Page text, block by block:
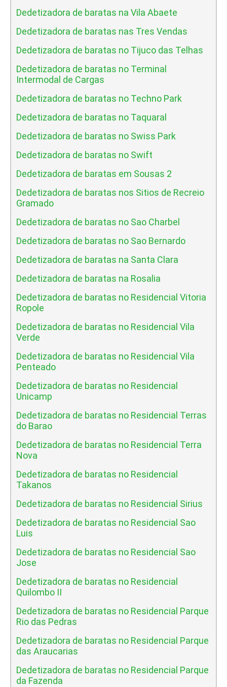
Dedetizadora de baratas na Vila Abaete
Dedetizadora de baratas nas Tres Vendas
Dedetizadora de baratas no Tijuco das Telhas
Dedetizadora de baratas no Terminal
Intermodal de Cargas
Dedetizadora de baratas no Techno Park
Dedetizadora de baratas no Taquaral
Dedetizadora de baratas no Swiss Park
Dedetizadora de baratas no Swift
Dedetizadora de baratas em Sousas 2
Dedetizadora de baratas nos Sitios de Recreio
Gramado
Dedetizadora de baratas no Sao Charbel
Dedetizadora de baratas no Sao Bernardo
Dedetizadora de baratas na Santa Clara
Dedetizadora de baratas na Rosalia
Dedetizadora de baratas no Residencial Vitoria
Ropole
Dedetizadora de baratas no Residencial Vila
Verde
Dedetizadora de baratas no Residencial Vila
Penteado
Dedetizadora de baratas no Residencial
Unicamp
Dedetizadora de baratas no Residencial Terras
do Barao
Dedetizadora de baratas no Residencial Terra
Nova
Dedetizadora de baratas no Residencial
Takanos
Dedetizadora de baratas no Residencial Sirius
Dedetizadora de baratas no Residencial Sao
Luis
Dedetizadora de baratas no Residencial Sao
Jose
Dedetizadora de baratas no Residencial
Quilombo II
Dedetizadora de baratas no Residencial Parque
Rio das Pedras
Dedetizadora de baratas no Residencial Parque
das Araucarias
Dedetizadora de baratas no Residencial Parque
da Fazenda